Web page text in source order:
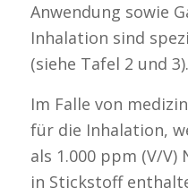
Anwendung sowie
Inhalation sind
(siehe Tafel 2 und 3).
Im Falle von
für die Inhalation,
als 1.000 ppm (V/
in Stickstoff